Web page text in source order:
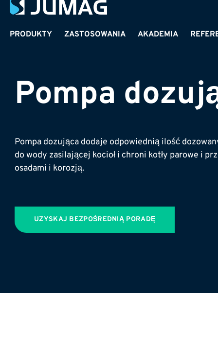
PRODUKTY ZASTOSOWANIA AKADEMIA
Pompa
Pompa dozująca dodaje odpowiednią ilość
do wody zasilającej kocioł i chroni kotły parowe i
osadami i korozją.
UZYSKAJ BEZPOŚREDNIĄ PORADĘ